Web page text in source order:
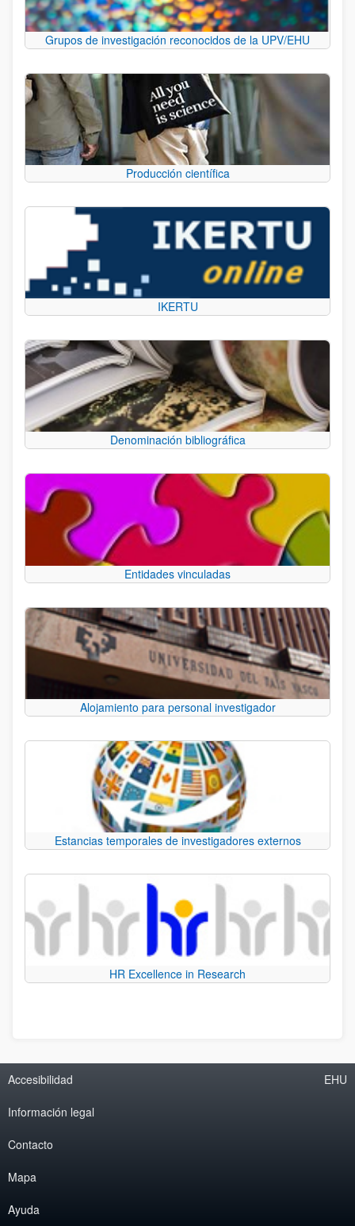
Grupos de investigación reconocidos de la UPV/EHU
Producción científica
IKERTU
Denominación bibliográfica
Entidades vinculadas
Alojamiento para personal investigador
Estancias temporales de investigadores externos
HR Excellence in Research
Accesibilidad
Información legal
Contacto
Mapa
Ayuda
EHU